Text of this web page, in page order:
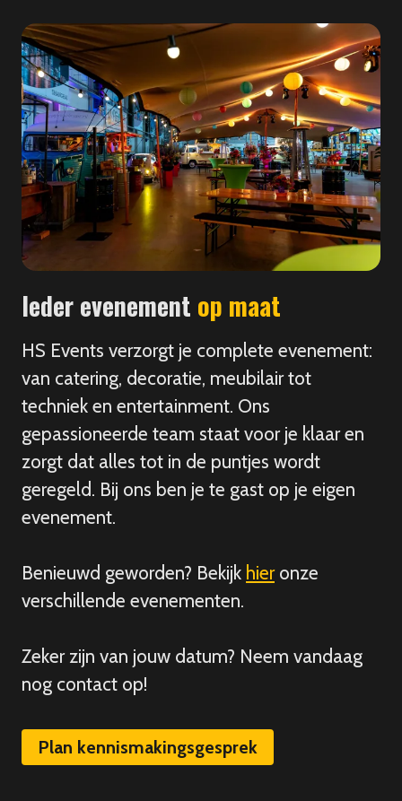
Ieder evenement op maat
HS Events verzorgt je complete evenement:
van catering, decoratie, meubilair tot
techniek en entertainment. Ons
gepassioneerde team staat voor je klaar en
zorgt dat alles tot in de puntjes wordt
geregeld. Bij ons ben je te gast op je eigen
evenement.
Benieuwd geworden? Bekijk hieronze
verschillende evenementen.
Zeker zijn van jouw datum? Neem vandaag
nog contact op!
Plan kennismakingsgesprek